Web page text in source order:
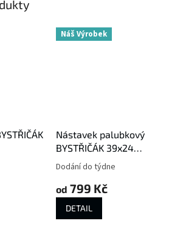
Náš Výrobek
Nástavek palubkový
BYSTŘIČÁK 39x24
zateplený
Dodání do týdne
od 799 Kč
DETAIL